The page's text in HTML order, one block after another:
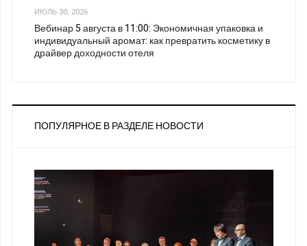
ИЮЛЬ 30, 2026
Вебинар 5 августа в 11:00: Экономичная упаковка и
индивидуальный аромат: как превратить косметику в
драйвер доходности отеля
ПОПУЛЯРНОЕ В РАЗДЕЛЕ НОВОСТИ